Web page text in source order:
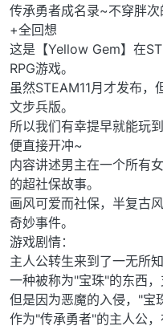
传承勇者成名录~不穿胖
+全回想
这是【Yellow Gem】在
RPG游戏。
虽然STEAM11月才发布
文步兵版。
所以我们有幸提早就能玩
便直接开冲~
内容讲述男主在一个所有
的超社保故事。
画风可爱而社保，半复古
奇妙事件。
游戏剧情：
主人公转生来到了一无所知
一种被称为"宝珠"的东西，
但是因为恶魔的入侵，"宝
作为"传承勇者"的主人公，